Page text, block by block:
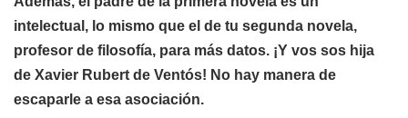
intelectual, lo mismo que el de tu segunda novela,
profesor de filosofía, para más datos. ¡Y vos sos hija
de Xavier Rubert de Ventós! No hay manera de
escaparle a esa asociación.